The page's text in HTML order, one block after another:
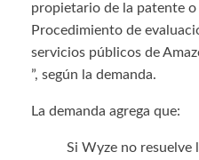
propietario de la patente
Procedimiento de
servicios públicos de
”, según la demanda.
La demanda agrega que:
Si Wyze no resuelve